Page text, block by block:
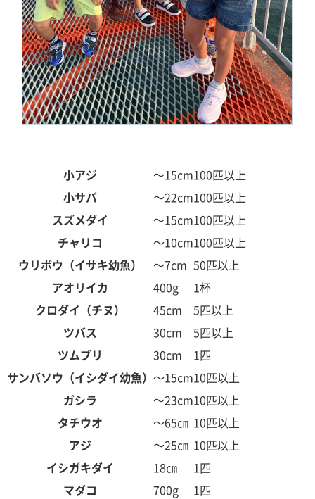
小アジ ～15cm100匹以上
小サバ
～22cm100匹以上
スズメダイ
～15cm100匹以上
チャリコ
～10cm100匹以上
ウリボウ（イサキ幼魚）
～7cm 50匹以上
アオリイカ
400g
1杯
クロダイ（チヌ）
45cm
5匹以上
ツバス
30cm
5匹以上
ツムブリ
30cm
1匹
サンバソウ（イシダイ幼魚） ～15cm10匹以上
ガシラ
～23cm10匹以上
タチウオ
～65㎝ 10匹以上
アジ
～25㎝ 10匹以上
イシガキダイ
18㎝
1匹
マダコ
700g 1匹